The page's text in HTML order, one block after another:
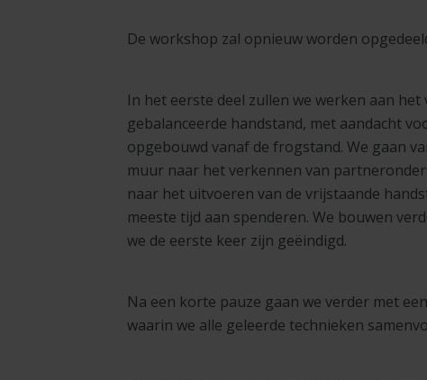
De workshop zal opnieuw worden
In het eerste deel zullen we werken aan het
gebalanceerde handstand, met aandacht
opgebouwd vanaf de frogstand. We gaan
muur naar het verkennen van
naar het uitvoeren van de vrijstaande
meeste tijd aan spenderen. We bouwen
we de eerste keer zijn geëindigd.
Na een korte pauze gaan we verder met
waarin we alle geleerde technieken